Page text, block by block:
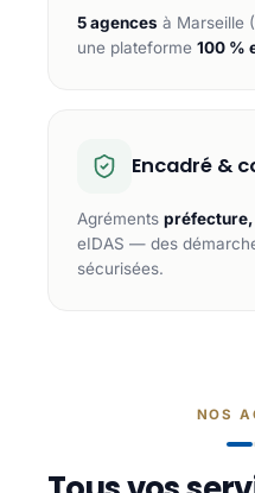
5 agences à Marseille
une plateforme 100 %
Encadré &
Agréments préfecture,
eIDAS — des
sécurisées.
NOS